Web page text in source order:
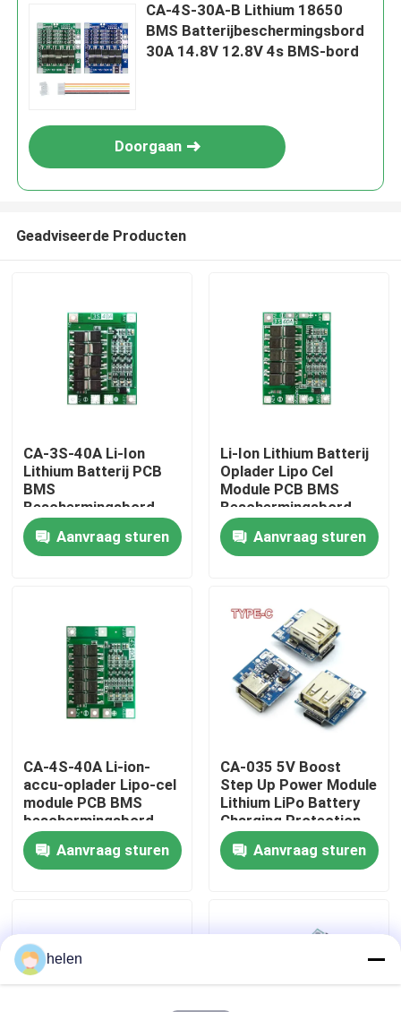
INZENDEN
Thuis
Producten
Fabriekstour
Kwaliteitscontrole
Neem contact met ons op
Nieuws
Blog
CA-4S-30A-B Lithium 18650
BMS Batterijbeschermingsbord
30A 14.8V 12.8V 4s BMS-bord
Doorgaan
Geadviseerde Producten
CA-3S-40A Li-Ion
Lithium Batterij PCB
BMS
Beschermingsbord
Aanvraag sturen
Li-Ion Lithium Batterij
Oplader Lipo Cel
Module PCB BMS
Beschermingsbord
Aanvraag sturen
CA-4S-40A Li-ion-
accu-oplader Lipo-cel
module PCB BMS
beschermingsbord
Aanvraag sturen
CA-035 5V Boost
Step Up Power Module
Lithium LiPo Battery
Charging Protection
Board LED Display
USB voor zelfstandig
opladen
Aanvraag sturen
helen